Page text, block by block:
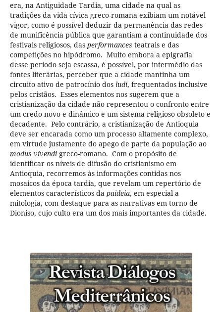
era, na Antiguidade Tardia, uma cidade na qual as
tradições da vida cívica greco-romana exibiam um notável
vigor, como é possível deduzir da permanência das redes
de munificência pública que garantiam a continuidade dos
festivais religiosos, das performances teatrais e das
competições no hipódromo. Muito embora a epigrafia
desse período seja escassa, é possível, por intermédio das
fontes literárias, perceber que a cidade mantinha um
circuito ativo de patrocínio dos ludi, frequentados inclusive
pelos cristãos. Esses elementos nos sugerem que a
cristianização da cidade não representou o confronto entre
um credo novo e dinâmico e um sistema religioso obsoleto e
decadente. Pelo contrário, a cristianização de Antioquia
deve ser encarada como um processo altamente complexo,
em virtude justamente do apego de parte da população ao
modus vivendi greco-romano. Com o propósito de
identificar os níveis de difusão do cristianismo em
Antioquia, recorremos às informações contidas nos
mosaicos da época tardia, que revelam um repertório de
elementos característicos da paideia, em especial a
mitologia, com destaque para as narrativas em torno de
Dioniso, cujo culto era um dos mais importantes da cidade.